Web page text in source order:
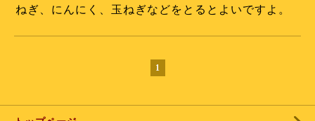
ねぎ、にんにく、玉ねぎなどをとるとよいですよ。
1